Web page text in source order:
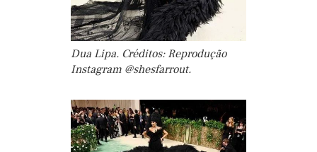
Dua Lipa. Créditos: Reprodução
Instagram @shesfarrout.